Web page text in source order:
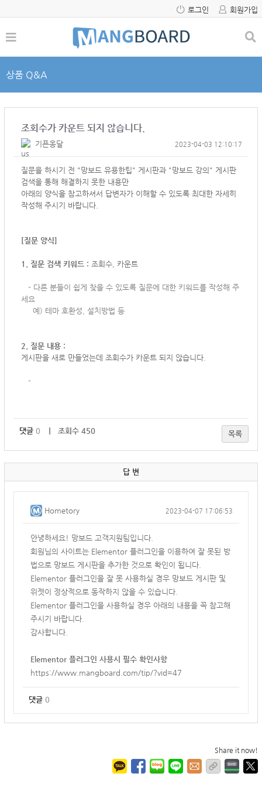
로그인 회원가입
상품 Q&A
조회수가 카운트 되지 않습니다.
기픈옹달 2023-04-03 12:10:17
질문을 하시기 전 "망보드 유용한팁" 게시판과 "망보드 강의" 게시판
검색을 통해 해결하지 못한 내용만
아래의 양식을 참고하셔서 답변자가 이해할 수 있도록 최대한 자세히
작성해 주시기 바랍니다.
[질문 양식]
1. 질문 검색 키워드 : 조회수, 카운트
- 다른 분들이 쉽게 찾을 수 있도록 질문에 대한 키워드를 작성해 주
세요
예) 테마 호환성, 설치방법 등
2. 질문 내용 :
게시판을 새로 만들었는데 조회수가 카운트 되지 않습니다.
-
댓글 0 ｜ 조회수 450 목록
답 변
Hometory 2023-04-07 17:06:53
안녕하세요! 망보드 고객지원팀입니다.
회원님의 사이트는 Elementor 플러그인을 이용하여 잘 못된 방
법으로 망보드 게시판을 추가한 것으로 확인이 됩니다.
Elementor 플러그인을 잘 못 사용하실 경우 망보드 게시판 및
위젯이 정상적으로 동작하지 않을 수 있습니다.
Elementor 플러그인을 사용하실 경우 아래의 내용을 꼭 참고해
주시기 바랍니다.
감사합니다.
Elementor 플러그인 사용시 필수 확인사항
https://www.mangboard.com/tip/?vid=47
댓글 0
Share it now!